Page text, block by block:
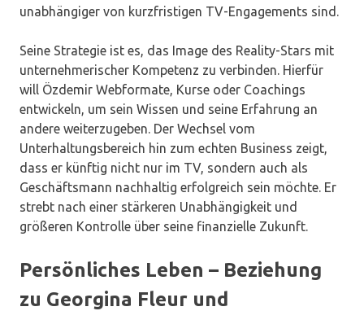
unabhängiger von kurzfristigen TV-Engagements sind.
Seine Strategie ist es, das Image des Reality-Stars mit
unternehmerischer Kompetenz zu verbinden. Hierfür
will Özdemir Webformate, Kurse oder Coachings
entwickeln, um sein Wissen und seine Erfahrung an
andere weiterzugeben. Der Wechsel vom
Unterhaltungsbereich hin zum echten Business zeigt,
dass er künftig nicht nur im TV, sondern auch als
Geschäftsmann nachhaltig erfolgreich sein möchte. Er
strebt nach einer stärkeren Unabhängigkeit und
größeren Kontrolle über seine finanzielle Zukunft.
Persönliches Leben – Beziehung
zu Georgina Fleur und